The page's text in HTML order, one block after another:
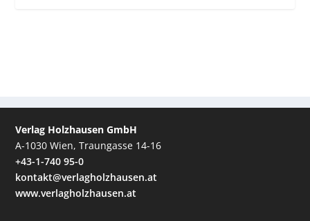
Verlag Holzhausen GmbH
A-1030 Wien, Traungasse 14-16
+43-1-740 95-0
kontakt@verlagholzhausen.at
www.verlagholzhausen.at